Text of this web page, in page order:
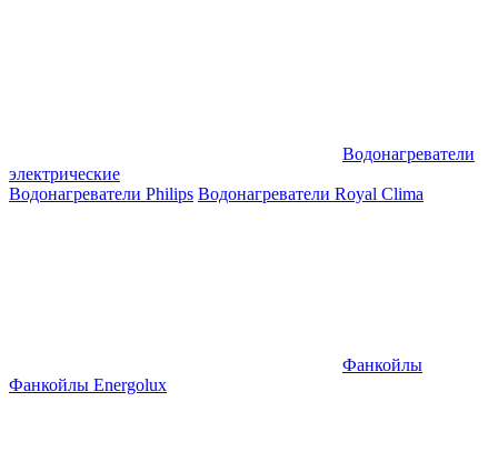
Водонагреватели
электрические
Водонагреватели Philips Водонагреватели Royal Clima
Фанкойлы
Фанкойлы Energolux